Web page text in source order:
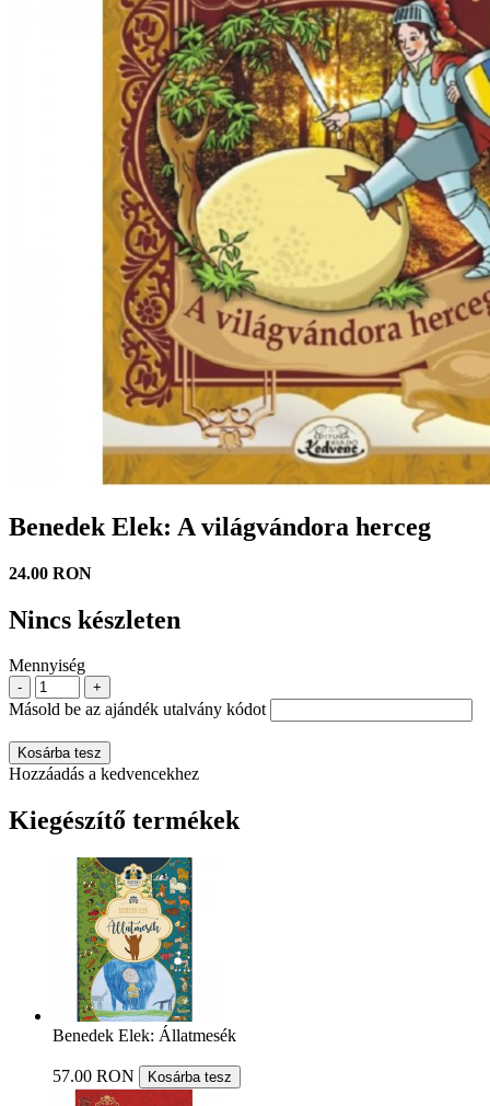
Benedek Elek: A világvándora herceg
24.00 RON
Nincs készleten
Mennyiség
- +
Másold be az ajándék utalvány kódot
Kosárba tesz
Hozzáadás a kedvencekhez
Kiegészítő termékek
Benedek Elek: Állatmesék
57.00 RON Kosárba tesz